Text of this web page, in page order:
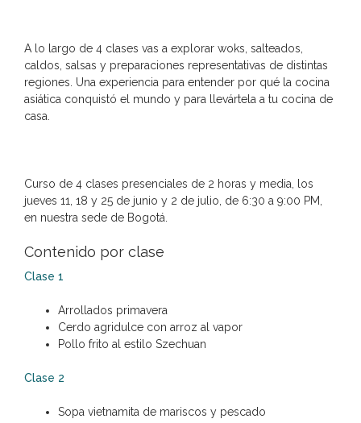
A lo largo de 4 clases vas a explorar woks, salteados,
caldos, salsas y preparaciones representativas de distintas
regiones. Una experiencia para entender por qué la cocina
asiática conquistó el mundo y para llevártela a tu cocina de
casa.
Curso de 4 clases presenciales de 2 horas y media, los
jueves 11, 18 y 25 de junio y 2 de julio, de 6:30 a 9:00 PM,
en nuestra sede de Bogotá.
Contenido por clase
Clase 1
Arrollados primavera
Cerdo agridulce con arroz al vapor
Pollo frito al estilo Szechuan
Clase 2
Sopa vietnamita de mariscos y pescado